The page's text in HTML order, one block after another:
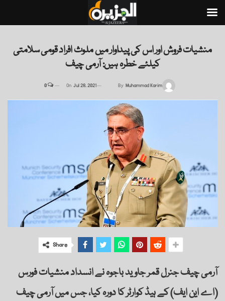
منشیات فروش اور اس کی پیداوار میں ملوث افراد قومی سلامتی
کیلئے خطرہ ہیں: آرمی چیف
By Muhammad Karim
On Jul 28, 2021
0
Share
آرمی چیف جنرل قمر جاوید باجوہ نے انسداد منشیات فورس
(اے این ایف) کے ہیڈ کوارٹر کا دورہ کیا، جس میں آرمی چیف